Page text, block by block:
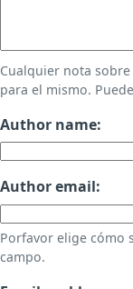
Cualquier nota
para el mismo.
Author name:
Author email:
Porfavor elige cómo
campo.